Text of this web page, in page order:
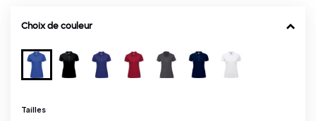
Choix de couleur
Tailles